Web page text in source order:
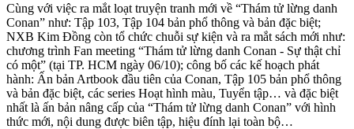
Cùng với việc ra mắt loạt truyện tranh mới về “Thám tử lừng danh
Conan” như: Tập 103, Tập 104 bản phổ thông và bản đặc biệt;
NXB Kim Đồng còn tổ chức chuỗi sự kiện và ra mắt sách mới như:
chương trình Fan meeting “Thám tử lừng danh Conan - Sự thật chỉ
có một” (tại TP. HCM ngày 06/10); công bố các kế hoạch phát
hành: Ấn bản Artbook đầu tiên của Conan, Tập 105 bản phổ thông
và bản đặc biệt, các series Hoạt hình màu, Tuyển tập… và đặc biệt
nhất là ấn bản nâng cấp của “Thám tử lừng danh Conan” với hình
thức mới, nội dung được biên tập, hiệu đính lại toàn bộ…